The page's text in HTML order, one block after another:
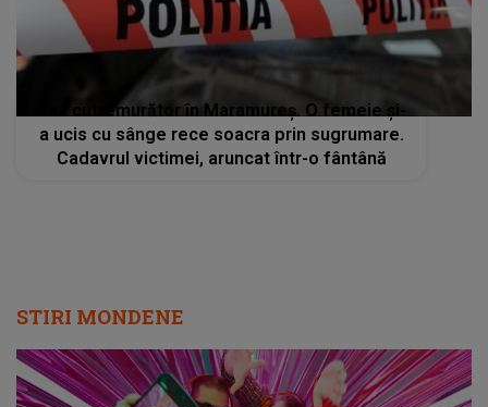
Caz cutremurător în Maramureș. O femeie și-
a ucis cu sânge rece soacra prin sugrumare.
Cadavrul victimei, aruncat într-o fântână
STIRI MONDENE